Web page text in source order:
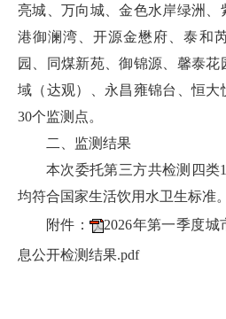
亮城、万向城、金色水岸绿洲、
港御澜湾、开源金懋府、泰和
园、同煤新苑、御锦源、馨泰
域（达观）、永昌雍锦台、恒
30个监测点。
二、监测结果
本次委托第三方共检测四类
均符合国家生活饮用水卫生标准。
附件：
2026年第一季度
息公开检测结果.pdf